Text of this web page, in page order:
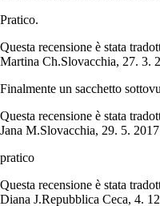
Pratico.
Questa recensione è stata
Martina Ch.Slovacchia, 27. 3.
Finalmente un sacchetto
Questa recensione è stata
Jana M.Slovacchia, 29. 5. 2017
pratico
Questa recensione è stata
Diana J.Repubblica Ceca, 4.